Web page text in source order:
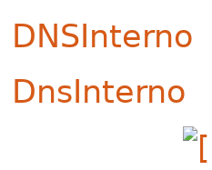
DNSInterno
DnsInterno